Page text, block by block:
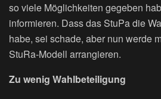
so viele Möglichkeiten gegeben
informieren. Dass das StuPa die
habe, sei schade, aber nun werde
StuRa-Modell arrangieren.
Zu wenig Wahlbeteiligung